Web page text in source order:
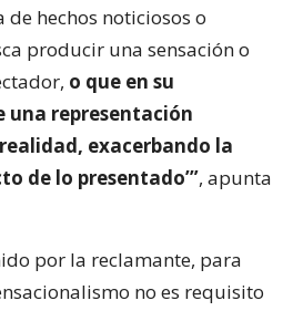
de hechos noticiosos o
producir una sensación o
o que en su
una representación
exacerbando la
de lo presentado’”, apunta
por la reclamante, para
no es requisito